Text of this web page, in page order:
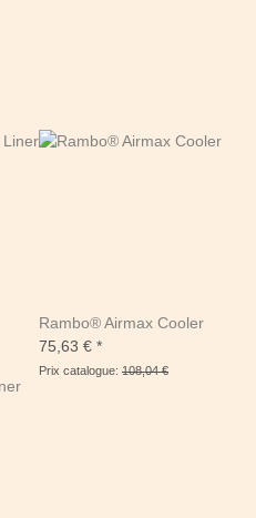
Rambo® Airmax Cooler
75,63 € *
Prix catalogue: 108,04 €